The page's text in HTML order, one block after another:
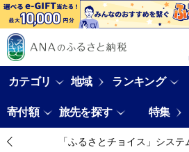
カテゴリ 地域 ランキング
寄付額 旅先を探す 特集
「ふるさとチョイス」シス